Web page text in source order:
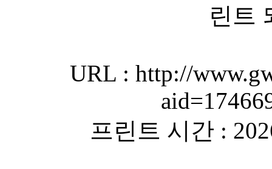
린트
URL : http://
프린트 시간 :